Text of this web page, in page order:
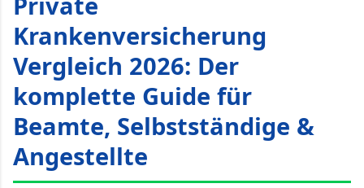
Krankenversicherung
Vergleich 2026: Der
komplette Guide für
Beamte, Selbstständige &
Angestellte